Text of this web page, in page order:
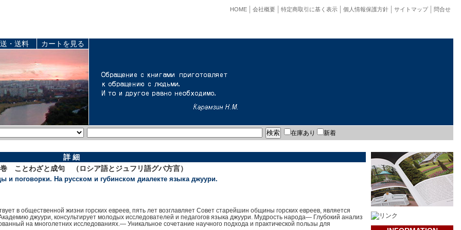
問合せ
サイトマップ
個人情報保護方針
特定商取引に基く表示
会社概要
HOME
・送料 カートを見る
在庫あり 新着
詳 細
ことわざと成句 （ロシア語とジュフリ語グバ方言）
и поговорки. На русском и губинском диалекте языка джуури.
в общественной жизни горских евреев, пять лет возглавляет Совет старейшин общины горских евреев, является
джуури, консультирует молодых исследователей и педагогов языка джуури. Мудрость народа— Глубокий анализ
на многолетних исследованиях.— Уникальное сочетание научного подхода и практической пользы для